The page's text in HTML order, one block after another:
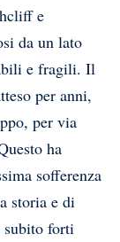
e
da un lato
e fragili. Il
per anni,
per via
ha
sofferenza
storia e di
subito forti